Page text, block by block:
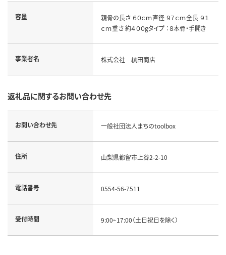
容量
親骨の長さ ６０ｃｍ直径 ９７ｃｍ全長 ９１
ｃｍ重さ 約４００gタイプ ：８本骨・手開き
事業者名 株式会社 槙田商店
返礼品に関するお問い合わせ先
お問い合わせ先 一般社団法人まちのtoolbox
住所 山梨県都留市上谷2-2-10
電話番号 0554-56-7511
受付時間 9:00~17:00（土日祝日を除く）